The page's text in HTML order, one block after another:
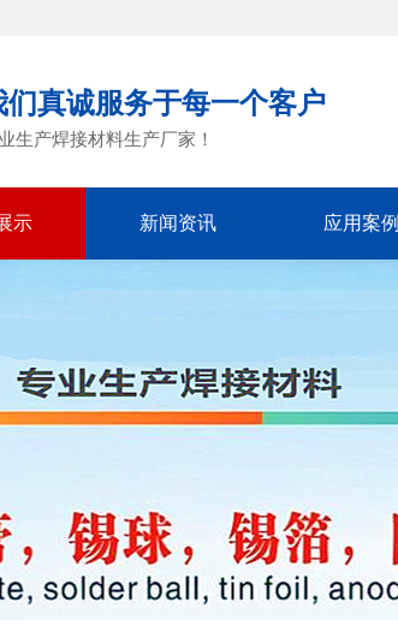
们真诚服务于每一个客户
生产焊接材料生产厂家！
示 新闻资讯 应用案例